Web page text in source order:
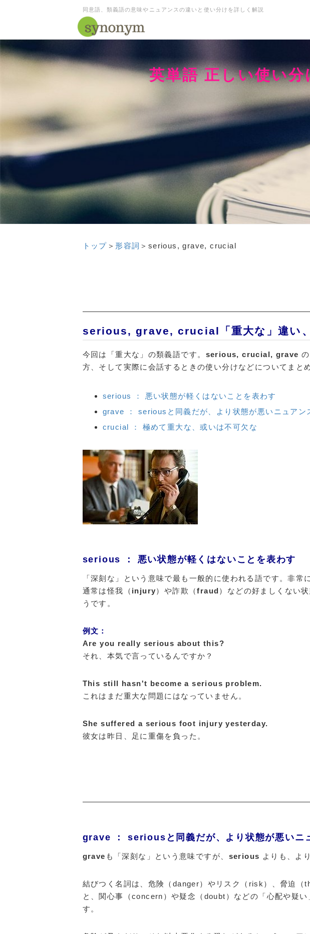
同意語、類義語の意味やニュアンスの違いと使い分けを詳しく解説
英単語 正しい使い
トップ ＞形容詞 ＞ serious, grave, crucial
serious, grave, crucial「重大な」違い
今回は「重大な」の類義語です。 serious, crucial, grave
方、そして実際に会話するときの使い分けなどについてまと
serious ： 悪い状態が軽くはないことを表わす
grave ： seriousと同義だが、より状態が悪いニュアン
crucial ： 極めて重大な、或いは不可欠な
serious ： 悪い状態が軽くはないことを表わす
「深刻な」という意味で最も一般的に使われる語です。非常
通常は怪我（ injury）や詐欺（fraud）などの好ましくない
うです。
例文：
Are you really serious about this?
それ、本気で言っているんですか？
This still hasn't become a serious problem.
これはまだ重大な問題にはなっていません。
She suffered a serious foot injury yesterday.
彼女は昨日、足に重傷を負った。
grave ： seriousと同義だが、より状態が悪いニ
grave も「深刻な」という意味ですが、 serious よりも、よ
結びつく名詞は、危険（danger）やリスク（risk）、脅迫（
と、関心事（concern）や疑念（doubt）などの「心配や疑
す。